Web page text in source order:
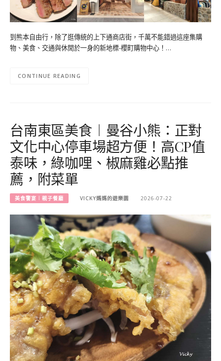
到熊本自由行，除了逛傳統的上下通商店街，千萬不能錯過這座集購
物、美食、交通與休閒於一身的新地標-櫻町購物中心！…
CONTINUE READING
台南東區美食︱曼谷小熊：正對
文化中心停車場超方便！高CP值
泰味，綠咖哩、椒麻雞必點推
薦，附菜單
美食饗宴︱親子餐廳 VICKY媽媽的遊樂園 2026-07-22